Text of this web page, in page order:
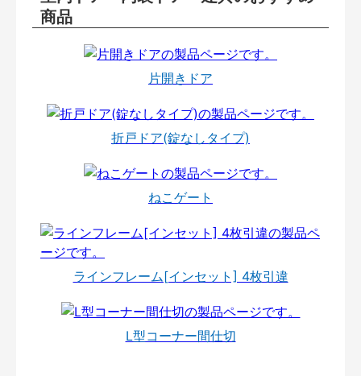
商品
片開きドア
折戸ドア(錠なしタイプ)
ねこゲート
ラインフレーム[インセット] 4枚引違
L型コーナー間仕切